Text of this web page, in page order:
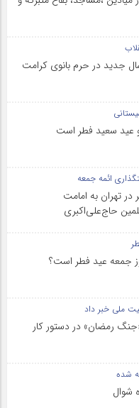
جدید در حرم بانوی کرامت
عید سعید فطر است
ائمه جمعه
در تهران به امامت
حاج‌علی‌اکبری
جمعه عید فطر است؟
ملی خبر داد
رمضان» در دستور کار
شده
شوال